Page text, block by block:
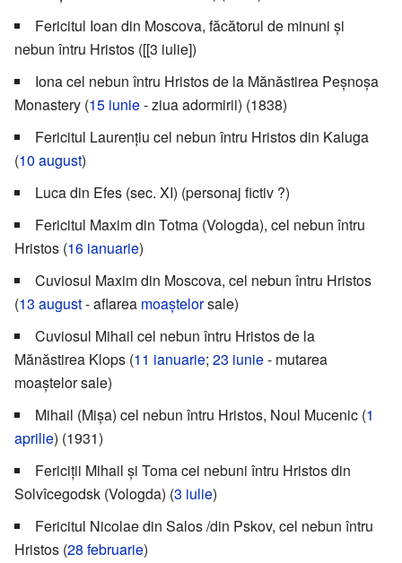
Fericitul Ioan din Moscova, făcătorul de minuni și
nebun întru Hristos ([[3 iulie])
Iona cel nebun întru Hristos de la Mănăstirea Peșnoșa
Monastery (15 iunie- ziua adormirii) (1838)
Fericitul Laurențiu cel nebun întru Hristos din Kaluga
(10 august)
Luca din Efes (sec. XI) (personaj fictiv ?)
Fericitul Maxim din Totma (Vologda), cel nebun întru
Hristos (16 ianuarie)
Cuviosul Maxim din Moscova, cel nebun întru Hristos
(13 august- aflarea moaștelorsale)
Cuviosul Mihail cel nebun întru Hristos de la
Mănăstirea Klops (11 ianuarie; 23 iunie- mutarea
moaștelor sale)
Mihail (Mișa) cel nebun întru Hristos, Noul Mucenic (1
aprilie) (1931)
Fericiții Mihail și Toma cei nebuni întru Hristos din
Solvîcegodsk (Vologda) (3 iulie)
Fericitul Nicolae din Salos /din Pskov, cel nebun întru
Hristos (28 februarie)